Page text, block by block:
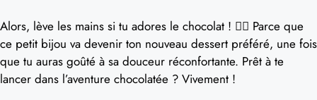
Alors, lève les mains si tu adores le chocolat ! 🙋‍♀️ Parce que
ce petit bijou va devenir ton nouveau dessert préféré, une fois
que tu auras goûté à sa douceur réconfortante. Prêt à te
lancer dans l’aventure chocolatée ? Vivement !